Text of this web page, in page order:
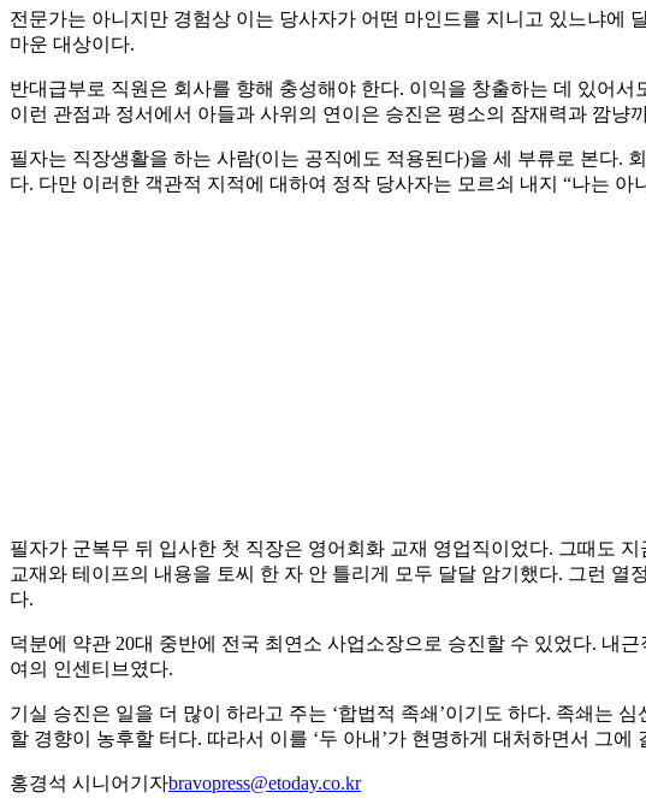
전문가는 아니지만 경험상 이는 당사자가 어떤 마인드를 지니고 있느냐에
마운 대상이다.
반대급부로 직원은 회사를 향해 충성해야 한다. 이익을 창출하는 데 있어
이런 관점과 정서에서 아들과 사위의 연이은 승진은 평소의 잠재력과 깜냥
필자는 직장생활을 하는 사람(이는 공직에도 적용된다)을 세 부류로 본다.
다. 다만 이러한 객관적 지적에 대하여 정작 당사자는 모르쇠 내지 “나는
필자가 군복무 뒤 입사한 첫 직장은 영어회화 교재 영업직이었다. 그때도
교재와 테이프의 내용을 토씨 한 자 안 틀리게 모두 달달 암기했다. 그런
다.
덕분에 약관 20대 중반에 전국 최연소 사업소장으로 승진할 수 있었다. 내
여의 인센티브였다.
기실 승진은 일을 더 많이 하라고 주는 ‘합법적 족쇄’이기도 하다. 족쇄는
할 경향이 농후할 터다. 따라서 이를 ‘두 아내’가 현명하게 대처하면서 그
홍경석 시니어기자bravopress@etoday.co.kr